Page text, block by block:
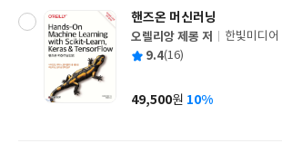
핸즈온 머신러닝
글
쓴
오렐리앙 제롱 저
출
사
한빛미디어
평 9.4(16)
가
49,500원 10%